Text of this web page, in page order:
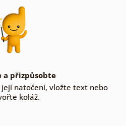
a přizpůsobte
natočení, vložte text nebo
koláž.